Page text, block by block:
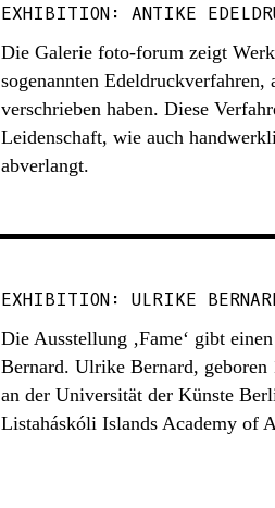
EXHIBITION: ANTIKE
Die Galerie foto-forum zeigt
sogenannten
verschrieben haben. Diese
Leidenschaft, wie auch
abverlangt.
EXHIBITION: ULRIKE
Die Ausstellung ‚Fame‘ gibt
Bernard. Ulrike Bernard,
an der Universität der Künste
Listaháskóli Islands Academy of